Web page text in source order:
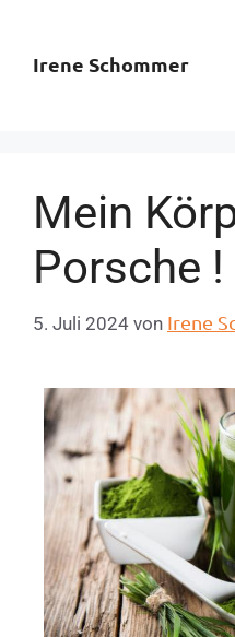
Irene Schommer
Mein
Porsche !
5. Juli 2024 von Irene